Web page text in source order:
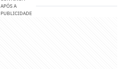
APÓS A
PUBLICIDADE